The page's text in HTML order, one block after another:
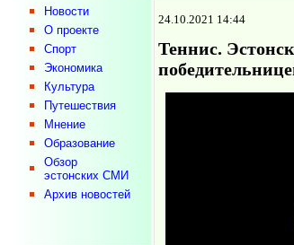
Новости
О проекте
Спорт
Экономика
Культура
Путешествия
Мнение
Образование
Обзор
эстонских СМИ
Архив новостей
24.10.2021 14:44
Теннис.